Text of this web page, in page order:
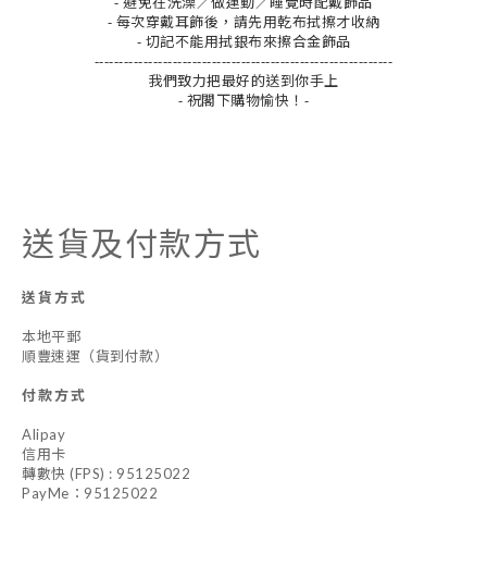
- 每次穿戴耳飾後，請先用乾布拭擦才收納
- 切記不能用拭銀布來擦合金飾品
-------------------------------------------------------------
我們致力把最好的送到你手上
- 祝閣下購物愉快！-
送貨及付款方式
送貨方式
本地平郵
順豐速運（貨到付款）
付款方式
Alipay
信用卡
轉數快 (FPS) : 95125022
PayMe：95125022